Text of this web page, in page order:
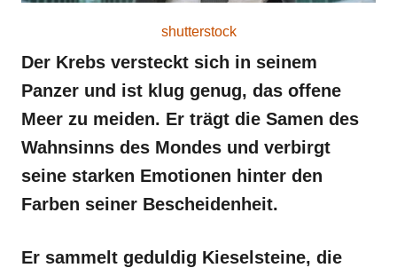
shutterstock
Der Krebs versteckt sich in seinem
Panzer und ist klug genug, das offene
Meer zu meiden. Er trägt die Samen des
Wahnsinns des Mondes und verbirgt
seine starken Emotionen hinter den
Farben seiner Bescheidenheit.
Er sammelt geduldig Kieselsteine, die